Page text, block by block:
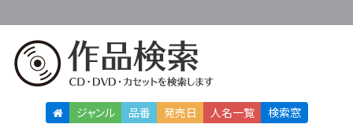
ジャンル 品番 発売日 人名一覧 検索窓